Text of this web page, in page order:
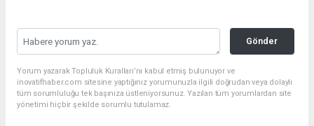
Gönder
Yorum yazarak Topluluk Kuralları’nı kabul etmiş bulunuyor ve
inovatifhaber.com sitesine yaptığınız yorumunuzla ilgili doğrudan veya dolaylı
tüm sorumluluğu tek başınıza üstleniyorsunuz. Yazılan tüm yorumlardan site
yönetimi hiçbir şekilde sorumlu tutulamaz.